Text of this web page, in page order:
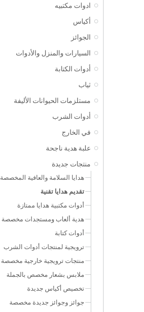
ادوات مكتبيه
أكياس
الجوائز
السيارات والمنزل والأدوات
أدوات الكتابة
ثياب
مستلزمات الحيوانات الأليفة
أدوات الشرب
في الخارج
علبة هدية ناجحة
منتجات جديدة
هدايا السلامة والعافية المخصصة
تقديم هدايا تقنية
أدوات مكتبية هدايا ممتازة
هدية ألعاب ومستجدات مخصصة
أدوات كتابة
ترويجية لمنتجات أدوات الشرب
منتجات ترويجية خارجية مخصصة
ملابس بشعار مخصص بالجملة
تخصيص أكياس جديدة
جوائز وجوائز جديدة مخصصة